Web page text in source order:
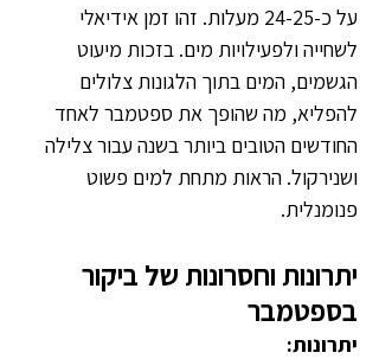
על כ-24-25 מעלות. זהו זמן אידיאלי
לשחייה ולפעילויות מים. בזכות מיעוט
הגשמים, המים בתוך הלגונות צלולים
להפליא, מה שהופך את ספטמבר לאחד
החודשים הטובים ביותר בשנה עבור צלילה
ושנירקול. הראות מתחת למים פשוט
פנומנלית.
יתרונות וחסרונות של ביקור
בספטמבר
יתרונות: